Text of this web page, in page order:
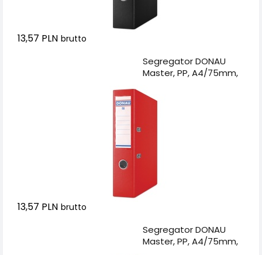
13,57 PLN brutto
Segregator DONAU
Master, PP, A4/75mm,
13,57 PLN brutto
Segregator DONAU
Master, PP, A4/75mm,